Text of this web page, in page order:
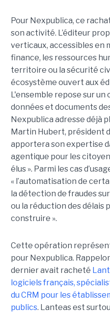
Pour Nexpublica, ce
son activité. L’éditeur
verticaux, accessibles en
finance, les ressources
territoire ou la sécurité
écosystème ouvert aux
L'ensemble repose sur un
données et documents
Nexpublica adresse déjà
Martin Hubert, président
apportera son expertise
agentique pour les
élus ». Parmi les cas
« l’automatisation de
la détection de fraudes
ou la réduction des délais
construire ».
Cette opération
pour Nexpublica.
dernier avait racheté
logiciels français,
du CRM pour les
publics. Lanteas est